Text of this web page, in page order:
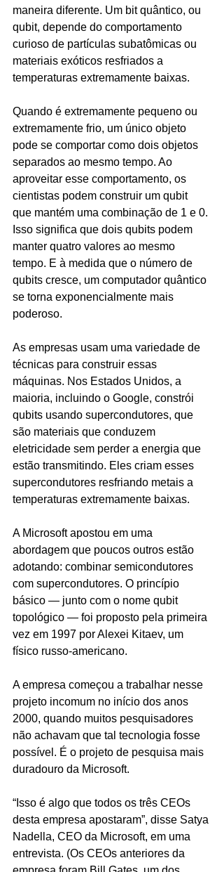
maneira diferente. Um bit quântico, ou
qubit, depende do comportamento
curioso de partículas subatômicas ou
materiais exóticos resfriados a
temperaturas extremamente baixas.
Quando é extremamente pequeno ou
extremamente frio, um único objeto
pode se comportar como dois objetos
separados ao mesmo tempo. Ao
aproveitar esse comportamento, os
cientistas podem construir um qubit
que mantém uma combinação de 1 e 0.
Isso significa que dois qubits podem
manter quatro valores ao mesmo
tempo. E à medida que o número de
qubits cresce, um computador quântico
se torna exponencialmente mais
poderoso.
As empresas usam uma variedade de
técnicas para construir essas
máquinas. Nos Estados Unidos, a
maioria, incluindo o Google, constrói
qubits usando supercondutores, que
são materiais que conduzem
eletricidade sem perder a energia que
estão transmitindo. Eles criam esses
supercondutores resfriando metais a
temperaturas extremamente baixas.
A Microsoft apostou em uma
abordagem que poucos outros estão
adotando: combinar semicondutores
com supercondutores. O princípio
básico — junto com o nome qubit
topológico — foi proposto pela primeira
vez em 1997 por Alexei Kitaev, um
físico russo-americano.
A empresa começou a trabalhar nesse
projeto incomum no início dos anos
2000, quando muitos pesquisadores
não achavam que tal tecnologia fosse
possível. É o projeto de pesquisa mais
duradouro da Microsoft.
“Isso é algo que todos os três CEOs
desta empresa apostaram”, disse Satya
Nadella, CEO da Microsoft, em uma
entrevista. (Os CEOs anteriores da